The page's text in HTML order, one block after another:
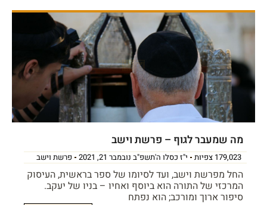
מה שמעבר לגוף – פרשת וישב
179,023 צפיות י"ז כסלו ה'תשפ"ב נובמבר 21, 2021 פרשת וישב
החל מפרשת וישב, ועד לסיומו של ספר בראשית, העיסוק
המרכזי של התורה הוא ביוסף ואחיו – בניו של יעקב.
סיפור ארוך ומורכב; הוא נפתח